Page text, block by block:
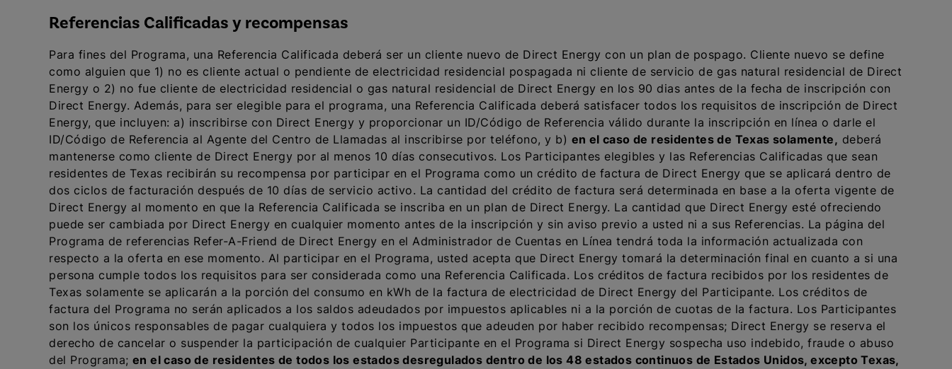
Referencias Calificadas y recompensas
Para fines del Programa, una Referencia Calificada deberá ser un cliente nuevo de Direct Energy con un plan de pospago. Cliente nuevo se define
como alguien que 1) no es cliente actual o pendiente de electricidad residencial pospagada ni cliente de servicio de gas natural residencial de Direct
Energy o 2) no fue cliente de electricidad residencial o gas natural residencial de Direct Energy en los 90 dias antes de la fecha de inscripción con
Direct Energy. Además, para ser elegible para el programa, una Referencia Calificada deberá satisfacer todos los requisitos de inscripción de Direct
Energy, que incluyen: a) inscribirse con Direct Energy y proporcionar un ID/Código de Referencia válido durante la inscripción en línea o darle el
ID/Código de Referencia al Agente del Centro de Llamadas al inscribirse por teléfono, y b) en el caso de residentes de Texas solamente, deberá
mantenerse como cliente de Direct Energy por al menos 10 días consecutivos. Los Participantes elegibles y las Referencias Calificadas que sean
residentes de Texas recibirán su recompensa por participar en el Programa como un crédito de factura de Direct Energy que se aplicará dentro de
dos ciclos de facturación después de 10 días de servicio activo. La cantidad del crédito de factura será determinada en base a la oferta vigente de
Direct Energy al momento en que la Referencia Calificada se inscriba en un plan de Direct Energy. La cantidad que Direct Energy esté ofreciendo
puede ser cambiada por Direct Energy en cualquier momento antes de la inscripción y sin aviso previo a usted ni a sus Referencias. La página del
Programa de referencias Refer-A-Friend de Direct Energy en el Administrador de Cuentas en Línea tendrá toda la información actualizada con
respecto a la oferta en ese momento. Al participar en el Programa, usted acepta que Direct Energy tomará la determinación final en cuanto a si una
persona cumple todos los requisitos para ser considerada como una Referencia Calificada. Los créditos de factura recibidos por los residentes de
Texas solamente se aplicarán a la porción del consumo en kWh de la factura de electricidad de Direct Energy del Participante. Los créditos de
factura del Programa no serán aplicados a los saldos adeudados por impuestos aplicables ni a la porción de cuotas de la factura. Los Participantes
son los únicos responsables de pagar cualquiera y todos los impuestos que adeuden por haber recibido recompensas; Direct Energy se reserva el
derecho de cancelar o suspender la participación de cualquier Participante en el Programa si Direct Energy sospecha uso indebido, fraude o abuso
del Programa; en el caso de residentes de todos los estados desregulados dentro de los 48 estados continuos de Estados Unidos, excepto Texas,